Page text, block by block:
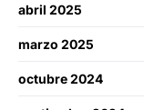
abril 2025
marzo 2025
octubre 2024